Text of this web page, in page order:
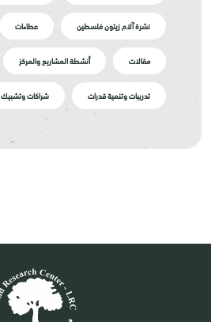
نشرة آلام زيتون فلسطين عطاءات
مقالات أنشطة المشاريع والمركز
تدريبات وتنمية قدرات شراكات وتشبيك